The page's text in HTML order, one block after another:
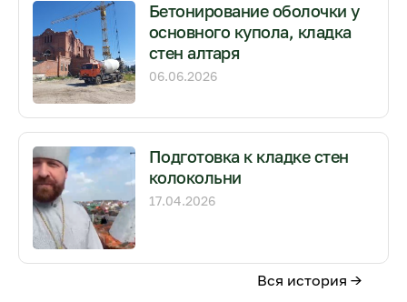
Бетонирование оболочки у
основного купола, кладка
стен алтаря
06.06.2026
Подготовка к кладке стен
колокольни
17.04.2026
Вся история →